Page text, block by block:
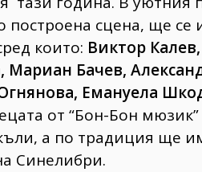
построена сцена, ще
които: Виктор
Бачев,
Емануела
от “Бон-Бон
а по традиция ще
Синелибри.